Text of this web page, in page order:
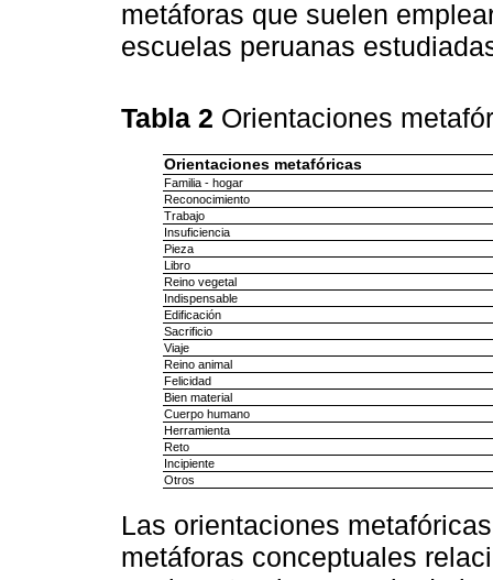
metáforas que suelen
escuelas peruanas
Tabla 2 Orientaciones
Orientaciones metafóricas
Familia - hogar
Reconocimiento
Trabajo
Insuficiencia
Pieza
Libro
Reino vegetal
Indispensable
Edificación
Sacrificio
Viaje
Reino animal
Felicidad
Bien material
Cuerpo humano
Herramienta
Reto
Incipiente
Otros
Las orientaciones
metáforas conceptuales